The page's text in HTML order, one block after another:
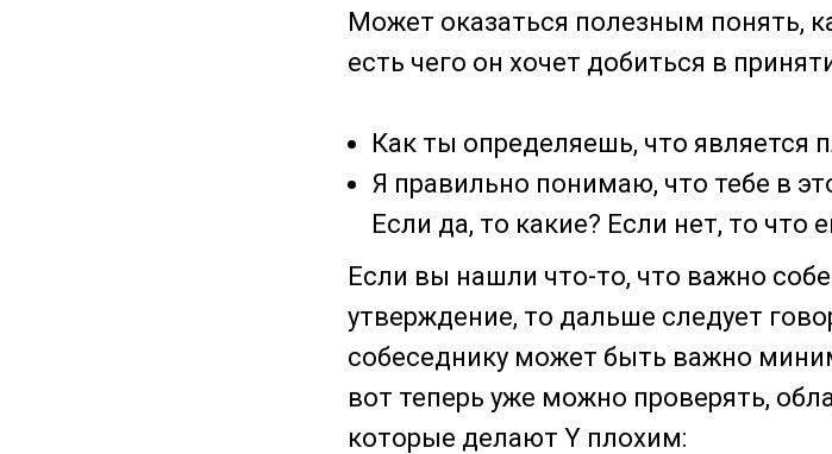
Может оказаться полезным понять,
есть чего он хочет добиться в
Как ты определяешь, что является
Я правильно понимаю, что тебе в
Если да, то какие? Если нет, то что
Если вы нашли что-то, что важно
утверждение, то дальше следует
собеседнику может быть важно
вот теперь уже можно проверять,
которые делают Y плохим: